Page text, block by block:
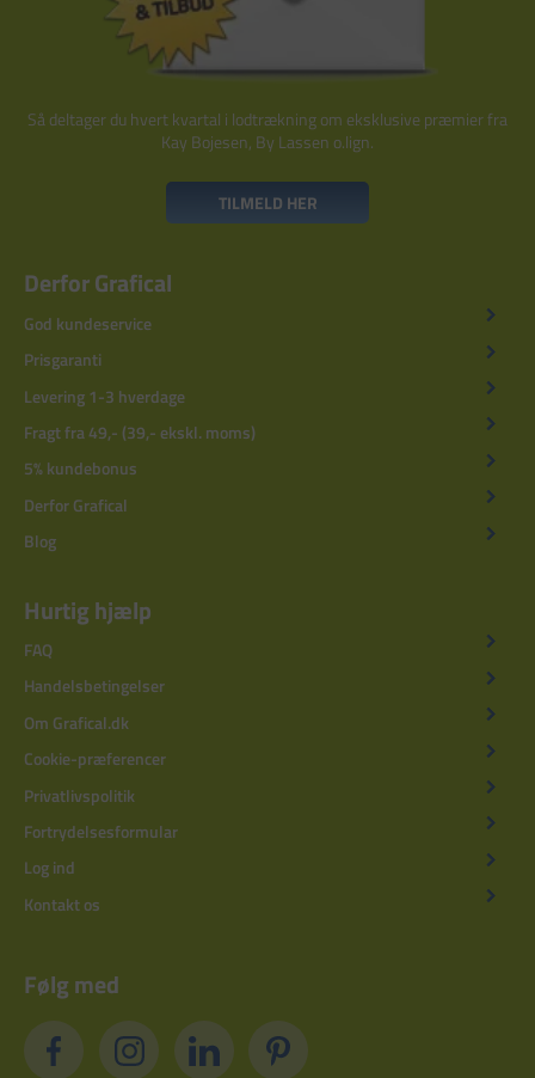
Så deltager du hvert kvartal i lodtrækning om eksklusive præmier fra
Kay Bojesen, By Lassen o.lign.
TILMELD HER
Derfor Grafical
God kundeservice
Prisgaranti
Levering 1-3 hverdage
Fragt fra 49,- (39,- ekskl. moms)
5% kundebonus
Derfor Grafical
Blog
Hurtig hjælp
FAQ
Handelsbetingelser
Om Grafical.dk
Cookie-præferencer
Privatlivspolitik
Fortrydelsesformular
Log ind
Kontakt os
Følg med